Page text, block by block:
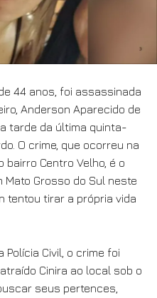
44 anos, foi assassinada
Anderson Aparecido de
tarde da última quinta-
O crime, que ocorreu na
Centro Velho, é o
Grosso do Sul neste
tentou tirar a própria vida
Civil, o crime foi
Cinira ao local sob o
seus pertences,